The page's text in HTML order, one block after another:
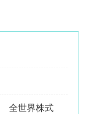
全世界株式